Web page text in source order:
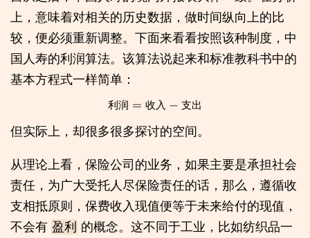
上，意味着对相关的历史数据，做时间纵向上的比
较，便必须重新调整。下面来看看按照该种制度，中
国人寿的利润算法。该算法说起来和标准教科书中的
基本方程式一样简单：
利 润 收入 支出
利润= 收入−支出
但实际上，却很多很多探讨的空间。
从理论上看，保险公司的业务，如果主要是承担社会
责任，为广大受托人尽保险责任的话，那么，遵循收
支相抵原则，保费收入现值便等于未来给付的现值，
不会有 盈利 的概念。这不同于工业，比如纺织品一